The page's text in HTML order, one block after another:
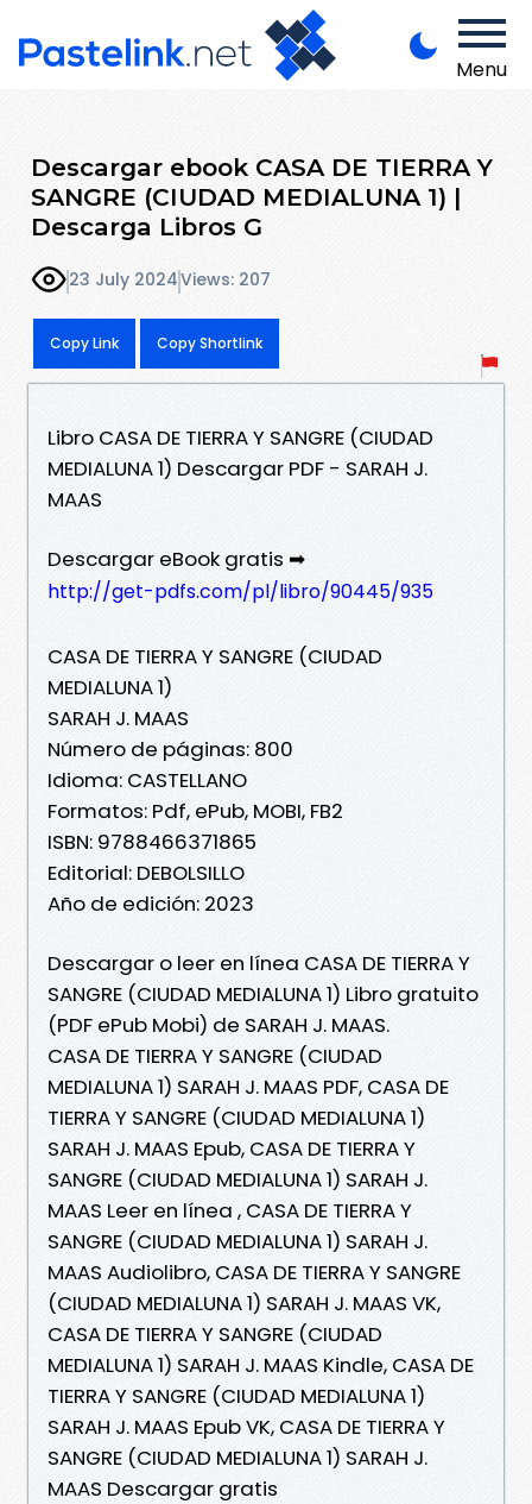
Menu
Descargar ebook CASA DE TIERRA Y
SANGRE (CIUDAD MEDIALUNA 1) |
Descarga Libros G
23 July 2024Views: 207
Copy Link Copy Shortlink
Libro CASA DE TIERRA Y SANGRE (CIUDAD
MEDIALUNA 1) Descargar PDF - SARAH J.
MAAS
Descargar eBook gratis ➡
http://get-pdfs.com/pl/libro/90445/935
CASA DE TIERRA Y SANGRE (CIUDAD
MEDIALUNA 1)
SARAH J. MAAS
Número de páginas: 800
Idioma: CASTELLANO
Formatos: Pdf, ePub, MOBI, FB2
ISBN: 9788466371865
Editorial: DEBOLSILLO
Año de edición: 2023
Descargar o leer en línea CASA DE TIERRA Y
SANGRE (CIUDAD MEDIALUNA 1) Libro gratuito
(PDF ePub Mobi) de SARAH J. MAAS.
CASA DE TIERRA Y SANGRE (CIUDAD
MEDIALUNA 1) SARAH J. MAAS PDF, CASA DE
TIERRA Y SANGRE (CIUDAD MEDIALUNA 1)
SARAH J. MAAS Epub, CASA DE TIERRA Y
SANGRE (CIUDAD MEDIALUNA 1) SARAH J.
MAAS Leer en línea , CASA DE TIERRA Y
SANGRE (CIUDAD MEDIALUNA 1) SARAH J.
MAAS Audiolibro, CASA DE TIERRA Y SANGRE
(CIUDAD MEDIALUNA 1) SARAH J. MAAS VK,
CASA DE TIERRA Y SANGRE (CIUDAD
MEDIALUNA 1) SARAH J. MAAS Kindle, CASA DE
TIERRA Y SANGRE (CIUDAD MEDIALUNA 1)
SARAH J. MAAS Epub VK, CASA DE TIERRA Y
SANGRE (CIUDAD MEDIALUNA 1) SARAH J.
MAAS Descargar gratis